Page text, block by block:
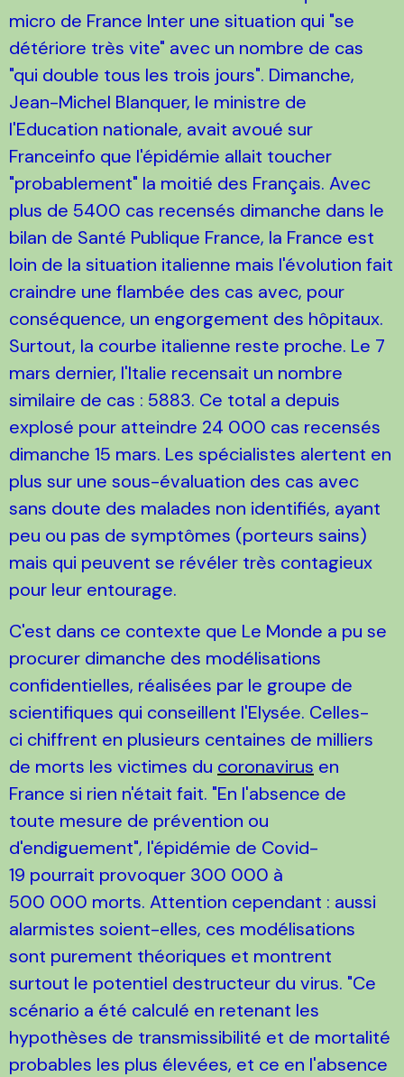
micro de France Inter une situation qui "se
détériore très vite" avec un nombre de cas
"qui double tous les trois jours". Dimanche,
Jean-Michel Blanquer, le ministre de
l'Education nationale, avait avoué sur
Franceinfo que l'épidémie allait toucher
"probablement" la moitié des Français. Avec
plus de 5400 cas recensés dimanche dans le
bilan de Santé Publique France, la France est
loin de la situation italienne mais l'évolution fait
craindre une flambée des cas avec, pour
conséquence, un engorgement des hôpitaux.
Surtout, la courbe italienne reste proche. Le 7
mars dernier, l'Italie recensait un nombre
similaire de cas : 5883. Ce total a depuis
explosé pour atteindre 24 000 cas recensés
dimanche 15 mars. Les spécialistes alertent en
plus sur une sous-évaluation des cas avec
sans doute des malades non identifiés, ayant
peu ou pas de symptômes (porteurs sains)
mais qui peuvent se révéler très contagieux
pour leur entourage.
C'est dans ce contexte que Le Monde a pu se
procurer dimanche des modélisations
confidentielles, réalisées par le groupe de
scientifiques qui conseillent l'Elysée. Celles-
ci chiffrent en plusieurs centaines de milliers
de morts les victimes du coronavirus en
France si rien n'était fait. "En l'absence de
toute mesure de prévention ou
d'endiguement", l'épidémie de Covid-
19 pourrait provoquer 300 000 à
500 000 morts. Attention cependant : aussi
alarmistes soient-elles, ces modélisations
sont purement théoriques et montrent
surtout le potentiel destructeur du virus. "Ce
scénario a été calculé en retenant les
hypothèses de transmissibilité et de mortalité
probables les plus élevées, et ce en l'absence